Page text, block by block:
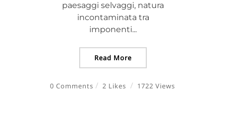
paesaggi selvaggi, natura
incontaminata tra
imponenti...
Read More
0 Comments 2 Likes 1722 Views